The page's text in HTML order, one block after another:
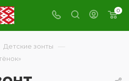
0
Детские зонты —